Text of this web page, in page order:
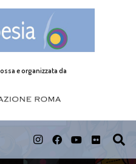
e organizzata da